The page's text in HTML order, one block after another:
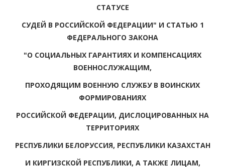
СТАТУСЕ
СУДЕЙ В РОССИЙСКОЙ ФЕДЕРАЦИИ" И СТАТЬЮ 1
ФЕДЕРАЛЬНОГО ЗАКОНА
"О СОЦИАЛЬНЫХ ГАРАНТИЯХ И КОМПЕНСАЦИЯХ
ВОЕННОСЛУЖАЩИМ,
ПРОХОДЯЩИМ ВОЕННУЮ СЛУЖБУ В ВОИНСКИХ
ФОРМИРОВАНИЯХ
РОССИЙСКОЙ ФЕДЕРАЦИИ, ДИСЛОЦИРОВАННЫХ НА
ТЕРРИТОРИЯХ
РЕСПУБЛИКИ БЕЛОРУССИЯ, РЕСПУБЛИКИ КАЗАХСТАН
И КИРГИЗСКОЙ РЕСПУБЛИКИ, А ТАКЖЕ ЛИЦАМ,